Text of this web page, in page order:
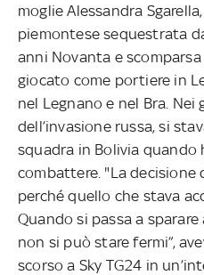
moglie Alessandra
piemontese sequestrata
anni Novanta e scomparsa
giocato come portiere in
nel Legnano e nel Bra. Nei
dell’invasione russa, si
squadra in Bolivia
combattere. "La decisione
perché quello che stava
Quando si passa a
non si può stare fermi”,
scorso a Sky TG24 in